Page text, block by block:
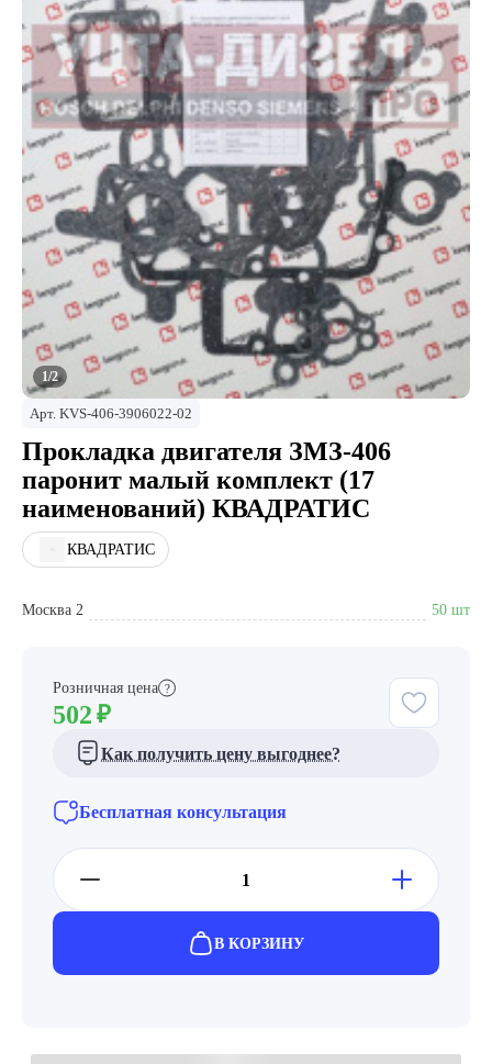
Розничная цена ?
502 ₽
Как получить цену выгоднее?
Бесплатная консультация
В КОРЗИНУ
1/2
Арт. KVS-406-3906022-02
Прокладка двигателя ЗМЗ-406
паронит малый комплект (17
наименований) КВАДРАТИС
КВАДРАТИС
Москва 2 50 шт